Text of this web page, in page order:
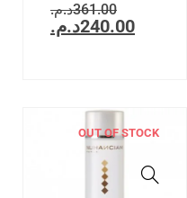
361.00د.م.
240.00د.م.
OUT OF STOCK